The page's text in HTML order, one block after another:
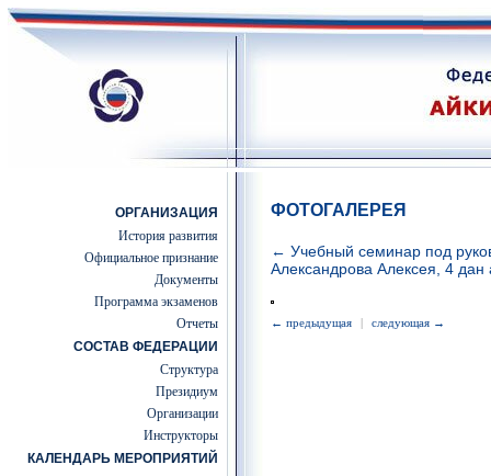
ОРГАНИЗАЦИЯ
История развития
Официальное признание
Документы
Программа экзаменов
Отчеты
СОСТАВ ФЕДЕРАЦИИ
Структура
Президиум
Организации
Инструкторы
КАЛЕНДАРЬ МЕРОПРИЯТИЙ
ФОТОГАЛЕРЕЯ
← Учебный семинар под
Александрова Алексея, 4 дан
← предыдущая | следующая →